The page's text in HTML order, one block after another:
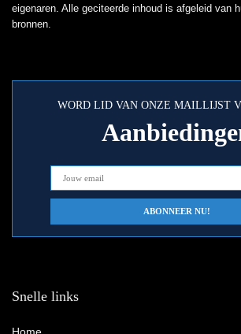
eigenaren. Alle geciteerde inhoud is afgeleid van
bronnen.
WORD LID VAN ONZE MAILLIJST
Snelle links